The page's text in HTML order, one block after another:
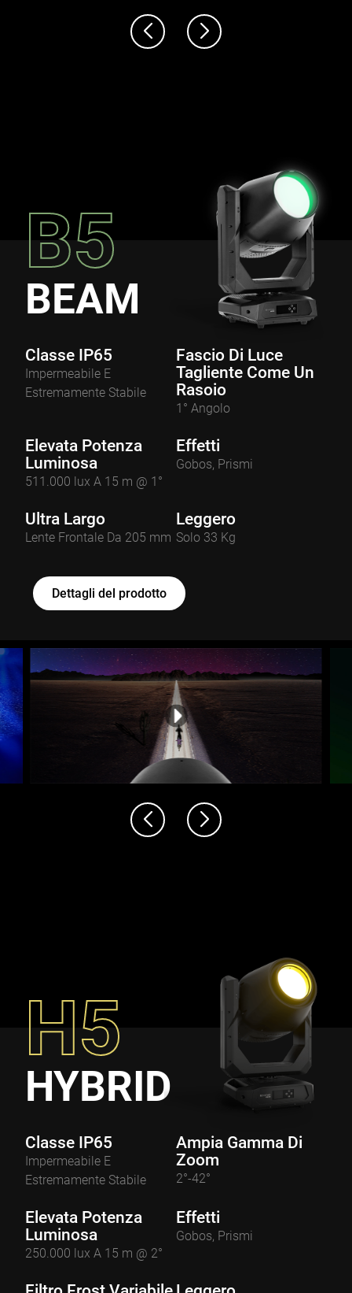
B5
BEAM
Classe IP65
Impermeabile E
Estremamente Stabile
Fascio Di Luce
Tagliente Come Un
Rasoio
1° Angolo
Elevata Potenza
Luminosa
511.000 lux A 15 m @ 1°
Effetti
Gobos, Prismi
Ultra Largo
Lente Frontale Da 205 mm
Leggero
Solo 33 Kg
Dettagli del prodotto
H5
HYBRID
Classe IP65
Impermeabile E
Estremamente Stabile
Ampia Gamma Di
Zoom
2°-42°
Elevata Potenza
Luminosa
250.000 lux A 15 m @ 2°
Effetti
Gobos, Prismi